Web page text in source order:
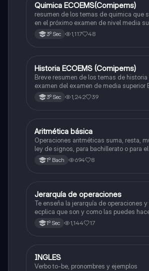
Química
Quimica ECOEMS(Comipems)
resumen de los temas de quimica que
en el próximo examen de nivel media
zona metropolitana de el valle de México
3º Sec 1,117 48
Historia
Historia ECOEMS (Comipems)
Breve resumen de los temas de
examen del examen de media superior
valle de México
3º Sec 1,242 39
Matemáticas
Aritmética básica
Operaciones aritméticas suma, resta,
ley de signos, para bachillerato o para
admisión a la universidad
1º Bach 694 8
Matemáticas
Jerarquía de operaciones
Te enseña la jerarquía de operaciones
ecplica que son y como las puedes
1º Sec 1,144 17
Inglés
INGLES
Verbo to-be, pronombres y ejemplos